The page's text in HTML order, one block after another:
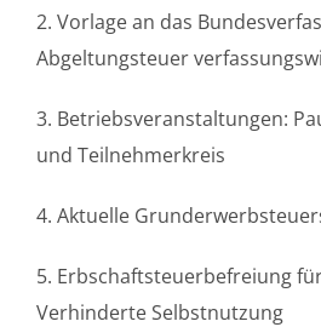
2. Vorlage an das
Abgeltungsteuer
3. Betriebsveranstaltungen:
und Teilnehmerkreis
4. Aktuelle
5. Erbschaftsteuerbefreiung
Verhinderte Selbstnutzung